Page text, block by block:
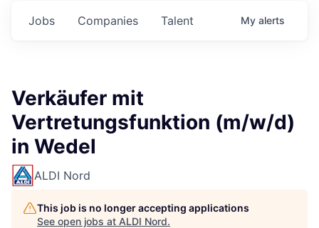
Jobs Companies Talent My alerts
Verkäufer mit
Vertretungsfunktion (m/w/d)
in Wedel
ALDI Nord
This job is no longer accepting applications
See open jobs at ALDI Nord.